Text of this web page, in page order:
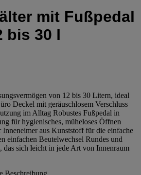
mit Fußpedal
bis 30 l
von 12 bis 30 Litern, ideal
Deckel mit geräuschlosem Verschluss
im Alltag Robustes Fußpedal in
für hygienisches, müheloses Öffnen
Inneneimer aus Kunststoff für die einfache
einfachen Beutelwechsel Rundes und
das sich leicht in jede Art von Innenraum
Beschreibung